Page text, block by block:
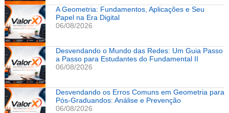
A Geometria: Fundamentos, Aplicações e Seu
Papel na Era Digital
06/08/2026
Desvendando o Mundo das Redes: Um Guia Passo
a Passo para Estudantes do Fundamental II
06/08/2026
Desvendando os Erros Comuns em Geometria para
Pós-Graduandos: Análise e Prevenção
06/08/2026